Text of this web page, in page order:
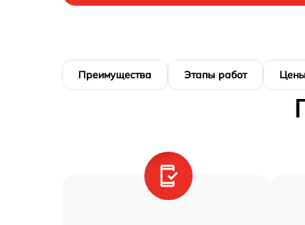
Преимущества Этапы работ Цены